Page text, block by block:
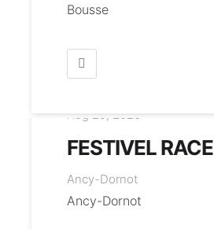
Bousse
FESTIVEL RACE
Ancy-Dornot
Ancy-Dornot